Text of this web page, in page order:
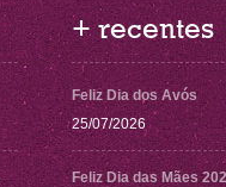
+ recentes
Feliz Dia dos Avós
25/07/2026
Feliz Dia das Mães